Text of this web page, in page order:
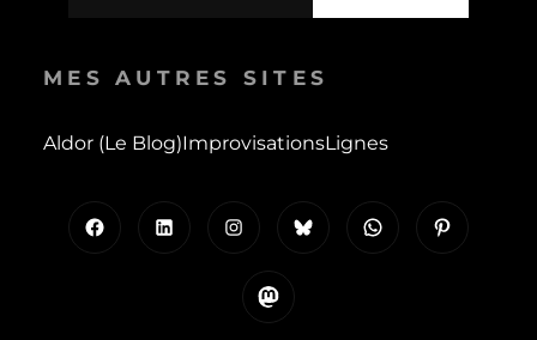
MES AUTRES SITES
Aldor (le Blog)ImprovisationsLignes
Instagram WhatsApp
Mastodon